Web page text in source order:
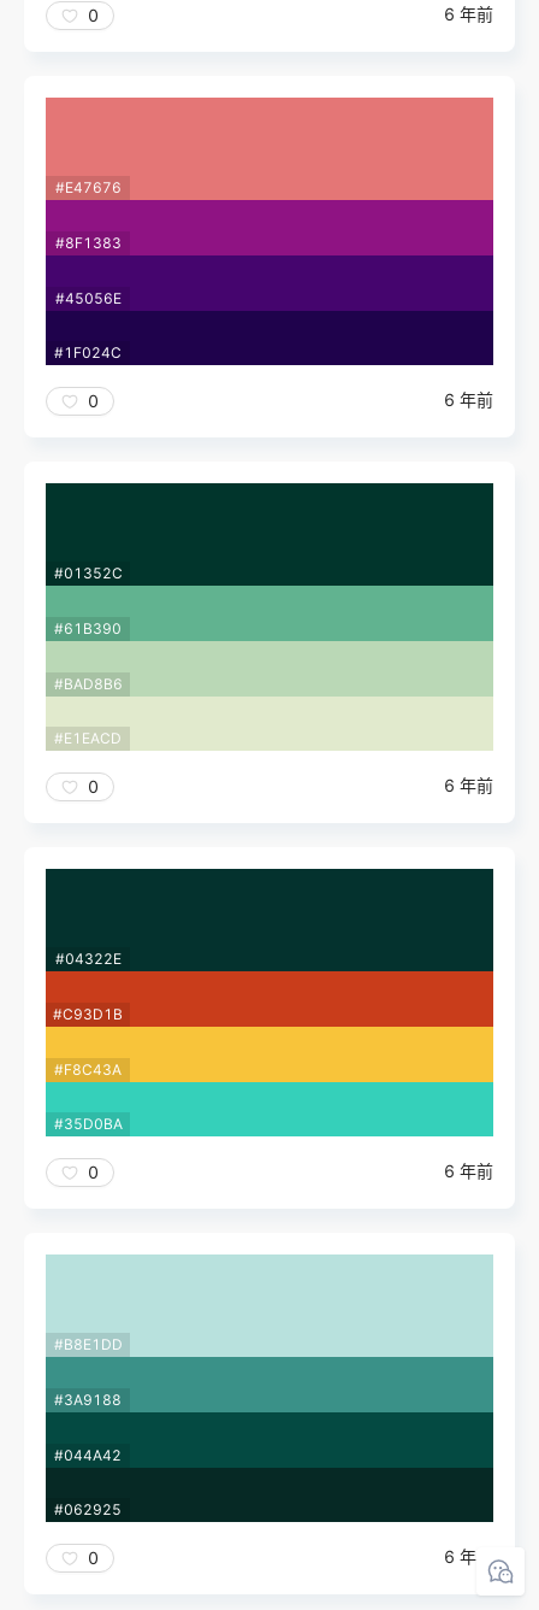
0 6 年前
#E47676
#8F1383
#45056E
#1F024C
0 6 年前
#01352C
#61B390
#BAD8B6
#E1EACD
0 6 年前
#04322E
#C93D1B
#F8C43A
#35D0BA
0 6 年前
#B8E1DD
#3A9188
#044A42
#062925
0 6 年前